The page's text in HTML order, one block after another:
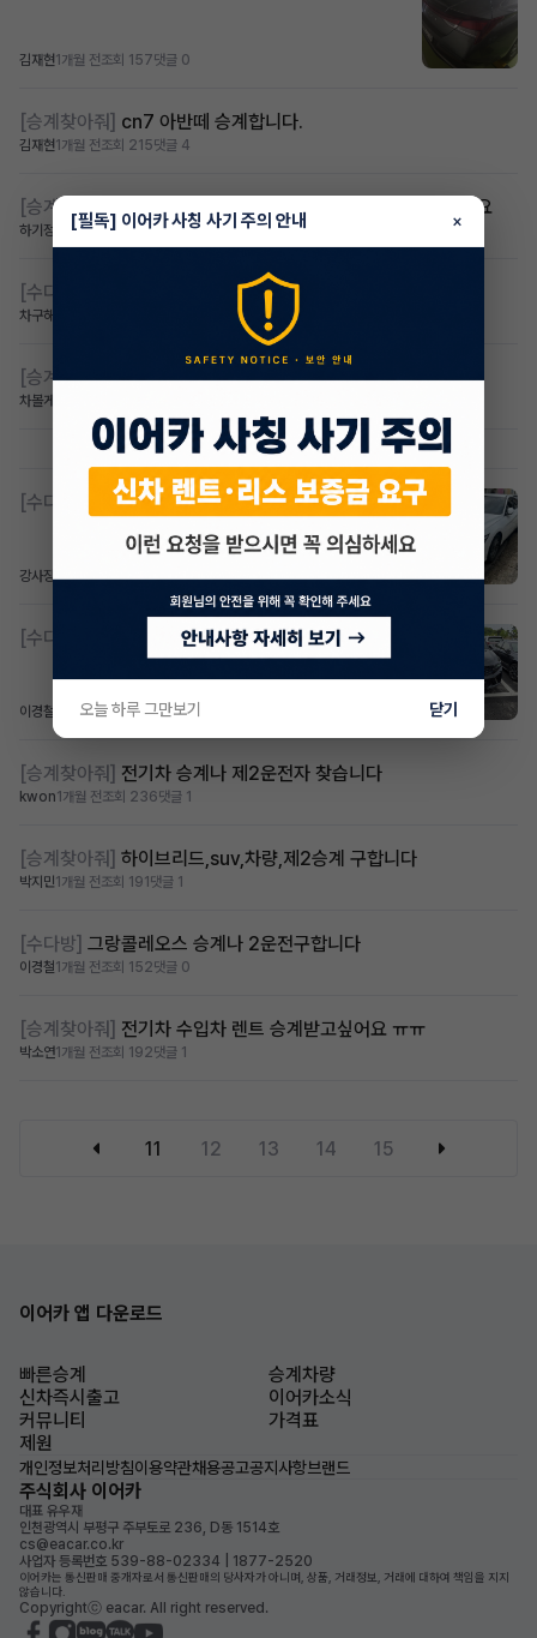
김재현1개월 전조회 157댓글 0
[승계찾아줘] cn7 아반떼 승계합니다.
김재현1개월 전조회 215댓글 4
[승계찾아줘] 회생자 ev3롱레인지 무심사무보증 승계 있을까요
하기정 1개월 전조회 204 댓글 2
[수다방] gv80 만기 2개월남음 총 3750에 넘깁니다
차구해요
[승계찾아줘] 무심사 스포티지
차볼게요
[수다방] 아반떼Cn7 제2운전자보냅니다
강사장1개월 전조회 257댓글 0
[수다방] 콜레오스 승계 및 2운전자 보냅니다
이경철 1개월 전조회 176댓글 0
[승계찾아줘] 전기차 승계나 제2운전자 찾습니다
kwon1개월 전조회 236댓글 1
[승계찾아줘] 하이브리드,suv,차량,제2승계 구합니다
박지민1개월 전조회 191 댓글 1
[수다방] 그랑콜레오스 승계나 2운전구합니다
이경철1개월 전조회 152댓글 0
[승계찾아줘] 전기차 수입차 렌트 승계받고싶어요 ㅠㅠ
박소연1개월 전조회 192댓글 1
11 12 13 14 15
이어카 앱 다운로드
빠른승계
승계차량
신차즉시출고
이어카소식
커뮤니티
가격표
제원
개인정보처리방침이용약관채용공고공지사항브랜드
주식회사 이어카
대표 유우재
인천광역시 부평구 주부토로 236, D동 1514호
cs@eacar.co.kr
사업자 등록번호 539-88-02334 | 1877-2520
이어카는 통신판매 중개자로서 통신판매의 당사자가 아니며, 상품, 거래정보, 거래에 대하여 책임을 지지
않습니다.
Copyrightⓒ eacar. All right reserved.
[필독] 이어카 사칭 사기 주의 안내 ×
오늘 하루 그만보기 닫기